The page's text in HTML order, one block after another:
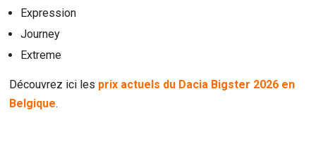
Expression
Journey
Extreme
Découvrez ici les prix actuels du Dacia Bigster 2026 en
Belgique.